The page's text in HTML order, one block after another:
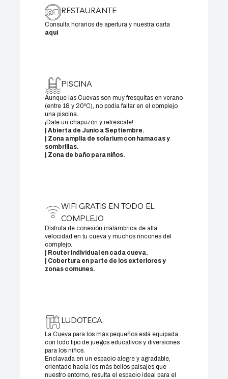
RESTAURANTE
Consulta horarios de apertura y nuestra carta
aquí
PISCINA
Aunque las Cuevas son muy fresquitas en verano
(entre 18 y 20ºC), no podía faltar en el complejo
una piscina.
¡Date un chapuzón y refréscate!
| Abierta de Junio a Septiembre.
| Zona amplia de solarium con hamacas y
sombrillas.
| Zona de baño para niños.
WIFI GRATIS EN TODO EL
COMPLEJO
Disfruta de conexión inalámbrica de alta
velocidad en tu cueva y muchos rincones del
complejo.
| Router individual en cada cueva.
| Cobertura en parte de los exteriores y
zonas comunes.
LUDOTECA
La Cueva para los más pequeños está equipada
con todo tipo de juegos educativos y diversiones
para los niños.
Enclavada en un espacio alegre y agradable,
orientado hacia los más bellos paisajes que
nuestro entorno, resulta el espacio ideal para el